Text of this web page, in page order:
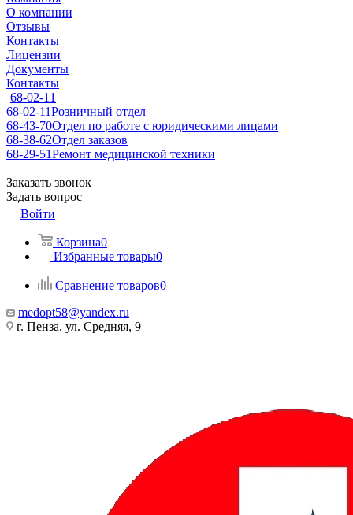
О компании
Отзывы
Контакты
Лицензии
Документы
Контакты
68-02-11
68-02-11Розничный отдел
68-43-70Отдел по работе с юридическими лицами
68-38-62Отдел заказов
68-29-51Ремонт медицинской техники
Заказать звонок
Задать вопрос
Войти
Корзина0
Избранные товары0
Сравнение товаров0
medopt58@yandex.ru
г. Пенза, ул. Средняя, 9